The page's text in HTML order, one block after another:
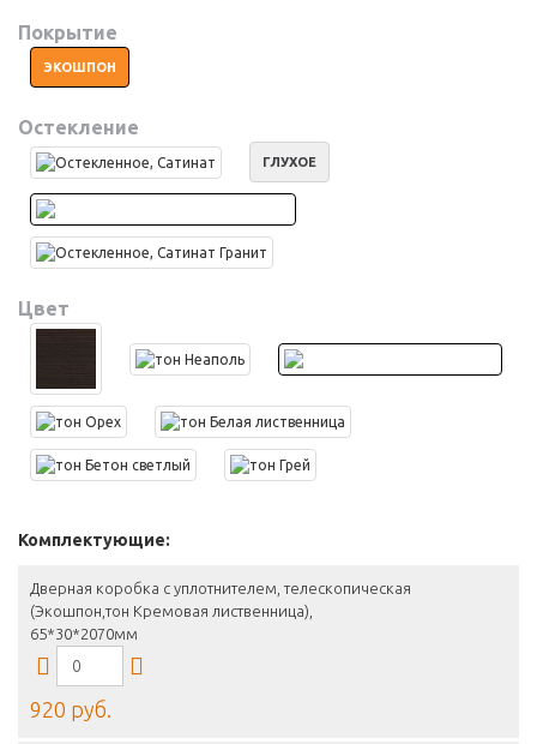
Покрытие
ЭКОШПОН
Остекление
ГЛУХОЕ
Цвет
Комплектующие:
Дверная коробка с уплотнителем, телескопическая
(Экошпон,тон Кремовая лиственница),
65*30*2070мм
920 руб.